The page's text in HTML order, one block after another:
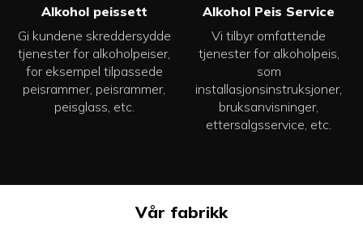
Alkohol peissett
Gi kundene skreddersydde
tjenester for alkoholpeiser,
for eksempel tilpassede
peisrammer, peisrammer,
peisglass, etc.
Alkohol Peis Service
Vi tilbyr omfattende
tjenester for alkoholpeis,
som
installasjonsinstruksjoner,
bruksanvisninger,
ettersalgsservice, etc.
Vår fabrikk